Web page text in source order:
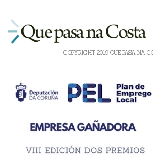
COPYRIGHT 2019 QUE PASA NA